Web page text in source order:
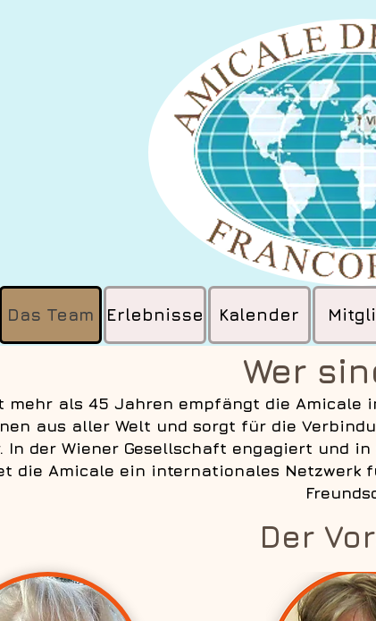
Das Team Erlebnisse Kalender
Wer
mehr als 45 Jahren empfängt die Amicale
aus aller Welt und sorgt für die
In der Wiener Gesellschaft engagiert und
die Amicale ein internationales Netzwerk
Der